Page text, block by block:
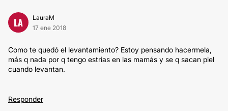
LA
LauraM
17 ene 2018
Como te quedó el levantamiento? Estoy pensando hacermela,
más q nada por q tengo estrias en las mamás y se q sacan piel
cuando levantan.
Responder